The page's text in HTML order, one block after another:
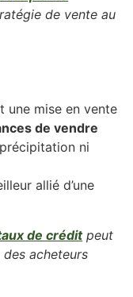
de vente au
une mise en vente
de vendre
ni
allié d’une
de créditpeut
acheteurs